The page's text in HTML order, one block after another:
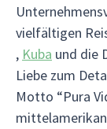
vielfältigen
, Kuba und die
Liebe zum
Motto “Pura